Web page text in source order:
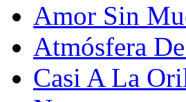
Amor Sin
Atmósfera
Casi A La